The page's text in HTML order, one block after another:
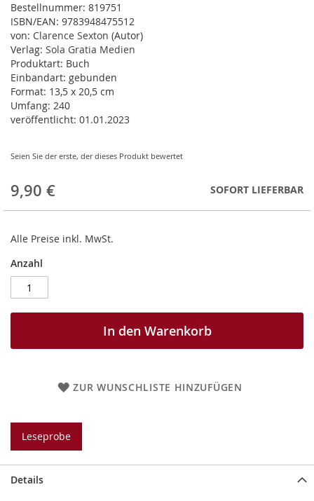
Bestellnummer: 819751
ISBN/EAN: 9783948475512
von: Clarence Sexton (Autor)
Verlag: Sola Gratia Medien
Produktart: Buch
Einbandart: gebunden
Format: 13,5 x 20,5 cm
Umfang: 240
veröffentlicht: 01.01.2023
Seien Sie der erste, der dieses Produkt bewertet
9,90 € SOFORT LIEFERBAR
Alle Preise inkl. MwSt.
Anzahl
In den Warenkorb
ZUR WUNSCHLISTE HINZUFÜGEN
Leseprobe
Details